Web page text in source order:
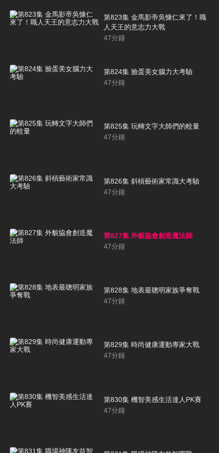
第823集 金馬影帝吳慷仁來了！職
人天王的意志力大戰
47分鐘
第824集 臉蛋美女腦力大考驗
47分鐘
第825集 玩轉文字大師們的較量
47分鐘
第826集 斜槓藝術家常識大考驗
47分鐘
第827集 外貌協會創造魔法師
47分鐘
第828集 地表最聰明家族爭奪戰
47分鐘
第829集 時尚健康運動專家大戰
47分鐘
第830集 機智美感生活達人PK賽
47分鐘